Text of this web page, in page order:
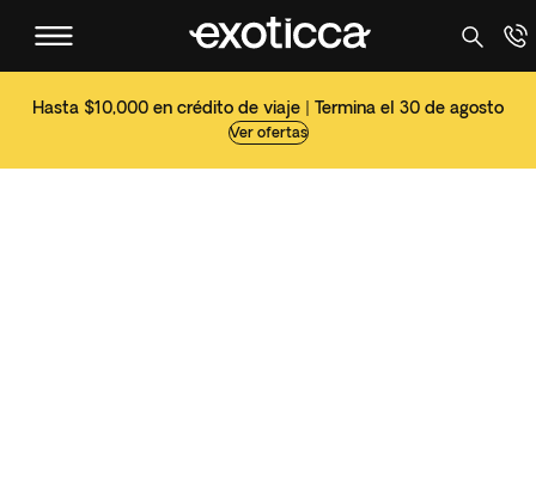
Hasta $10,000 en crédito de viaje | Termina el 30 de agosto
Ver ofertas